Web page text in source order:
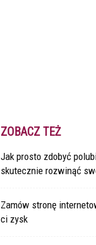
ZOBACZ TEŻ
Jak prosto zdobyć
skutecznie rozwinąć
Zamów stronę
ci zysk